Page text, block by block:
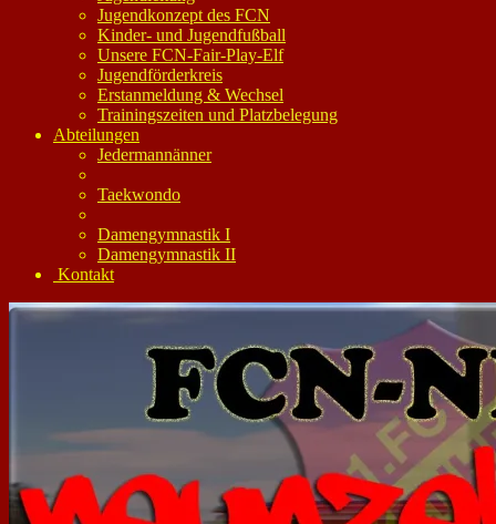
Jugendkonzept des FCN
Kinder- und Jugendfußball
Unsere FCN-Fair-Play-Elf
Jugendförderkreis
Erstanmeldung & Wechsel
Trainingszeiten und Platzbelegung
Abteilungen
Jedermannänner
Taekwondo
Damengymnastik I
Damengymnastik II
Kontakt